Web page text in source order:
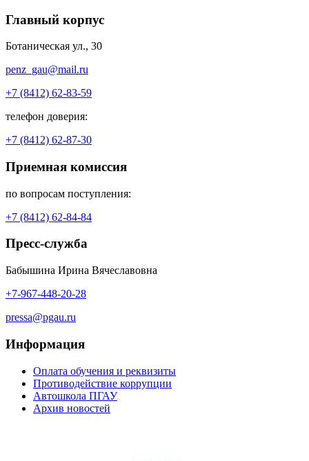
Главный корпус
Ботаническая ул., 30
penz_gau@mail.ru
+7 (8412) 62-83-59
телефон доверия:
+7 (8412) 62-87-30
Приемная комиссия
по вопросам поступления:
+7 (8412) 62-84-84
Пресс-служба
Бабышина Ирина Вячеславовна
+7-967-448-20-28
pressa@pgau.ru
Информация
Оплата обучения и реквизиты
Противодействие коррупции
Автошкола ПГАУ
Архив новостей